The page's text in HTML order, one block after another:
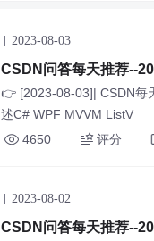
2023-08-03
CSDN问答每天推荐--
👉 [2023-08-03]| CSDN每
述C# WPF MVVM ListV
4650
评分
2023-08-02
CSDN问答每天推荐--